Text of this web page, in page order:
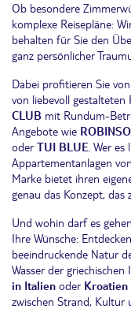
Ob besondere
komplexe Reisepläne:
behalten für Sie den
ganz persönlicher
Dabei profitieren Sie
von liebevoll
CLUB mit Rundum-
Angebote wie
oderTUI BLUE. Wer es
Appartementanlagen von
Marke bietet ihren
genau das Konzept, das
Und wohin darf es
Ihre Wünsche:
beeindruckende Natur
Wasser der
in Italien oder Kroatien
zwischen Strand, Kultur